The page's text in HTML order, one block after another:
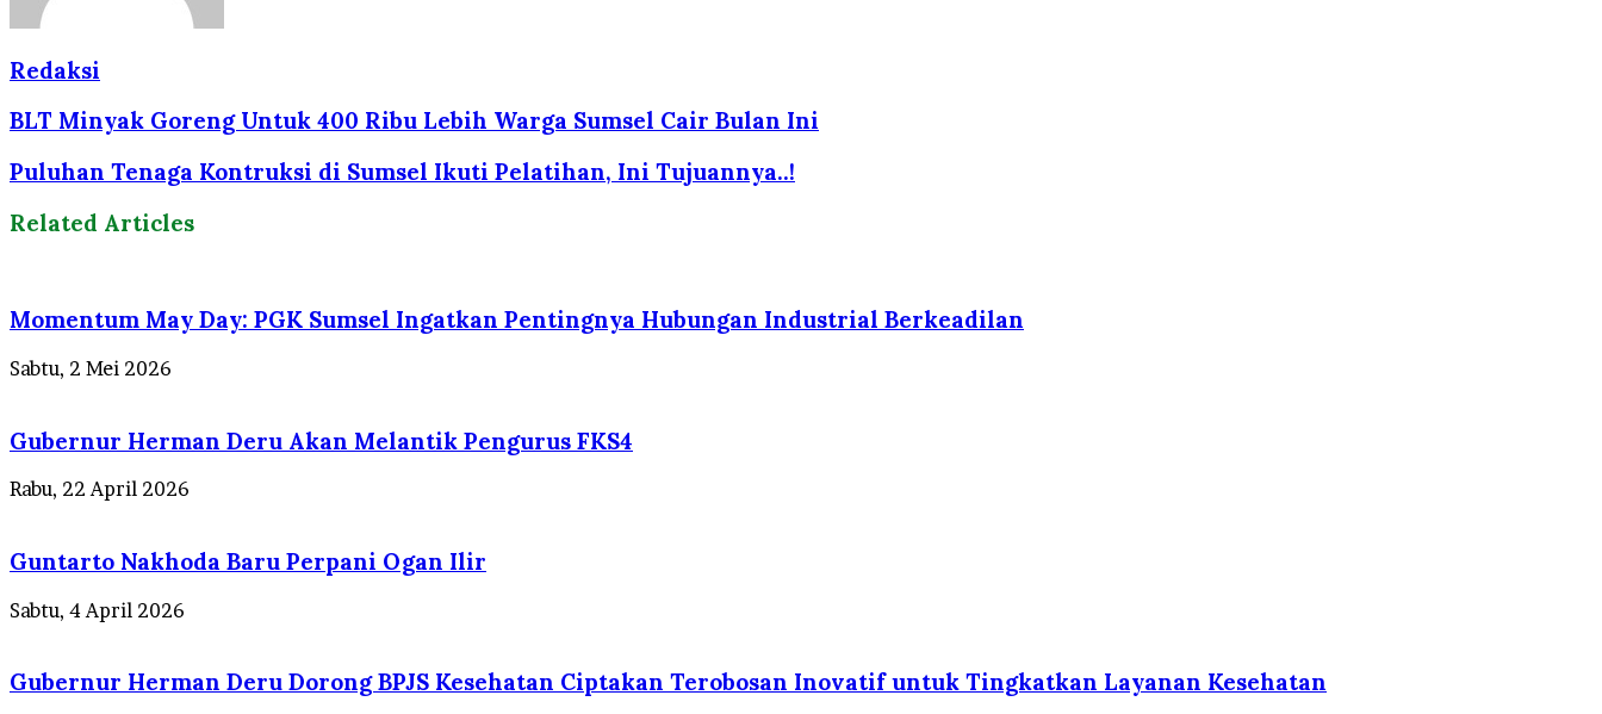
Redaksi
BLT Minyak Goreng Untuk 400 Ribu Lebih Warga Sumsel Cair Bulan Ini
Puluhan Tenaga Kontruksi di Sumsel Ikuti Pelatihan, Ini Tujuannya..!
Related Articles
Momentum May Day: PGK Sumsel Ingatkan Pentingnya Hubungan Industrial Berkeadilan
Sabtu, 2 Mei 2026
Gubernur Herman Deru Akan Melantik Pengurus FKS4
Rabu, 22 April 2026
Guntarto Nakhoda Baru Perpani Ogan Ilir
Sabtu, 4 April 2026
Gubernur Herman Deru Dorong BPJS Kesehatan Ciptakan Terobosan Inovatif untuk Tingkatkan Layanan Kesehatan